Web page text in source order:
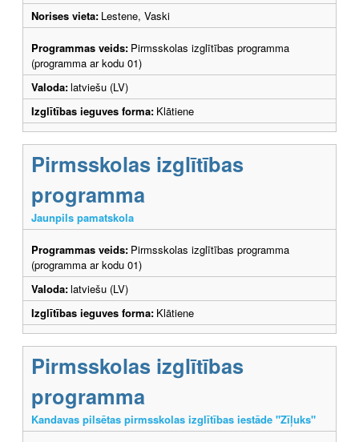
Norises vieta: Lestene, Vaski
Programmas veids: Pirmsskolas izglītības programma
(programma ar kodu 01)
Valoda:latviešu (LV)
Izglītības ieguves forma: Klātiene
Pirmsskolas izglītības
programma
Jaunpils pamatskola
Programmas veids: Pirmsskolas izglītības programma
(programma ar kodu 01)
Valoda:latviešu (LV)
Izglītības ieguves forma: Klātiene
Pirmsskolas izglītības
programma
Kandavas pilsētas pirmsskolas izglītības iestāde "Zīļuks"